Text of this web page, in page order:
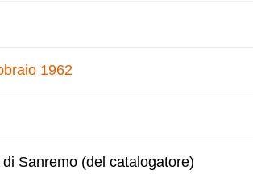
1962
Sanremo (del catalogatore)